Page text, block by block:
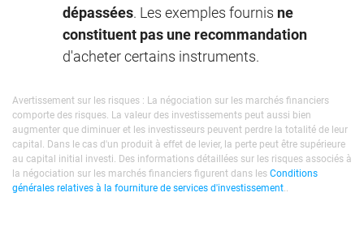
dépassées. Les exemples fournis ne
constituent pas une recommandation
d'acheter certains instruments.
Avertissement sur les risques : La négociation sur les marchés financiers
comporte des risques. La valeur des investissements peut aussi bien
augmenter que diminuer et les investisseurs peuvent perdre la totalité de leur
capital. Dans le cas d'un produit à effet de levier, la perte peut être supérieure
au capital initial investi. Des informations détaillées sur les risques associés à
la négociation sur les marchés financiers figurent dans les Conditions
générales relatives à la fourniture de services d'investissement..